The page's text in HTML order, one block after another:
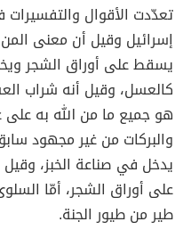
تعدّدت الأقوال
إسرائيل وقيل أن معنى
يسقط على أوراق الشجر
كالعسل، وقيل أنه شراب
هو جميع ما من الله به على
والبركات من غير مجهود
يدخل في صناعة الخبز،
على أوراق الشجر، أمّا
طير من طيور الجنة.